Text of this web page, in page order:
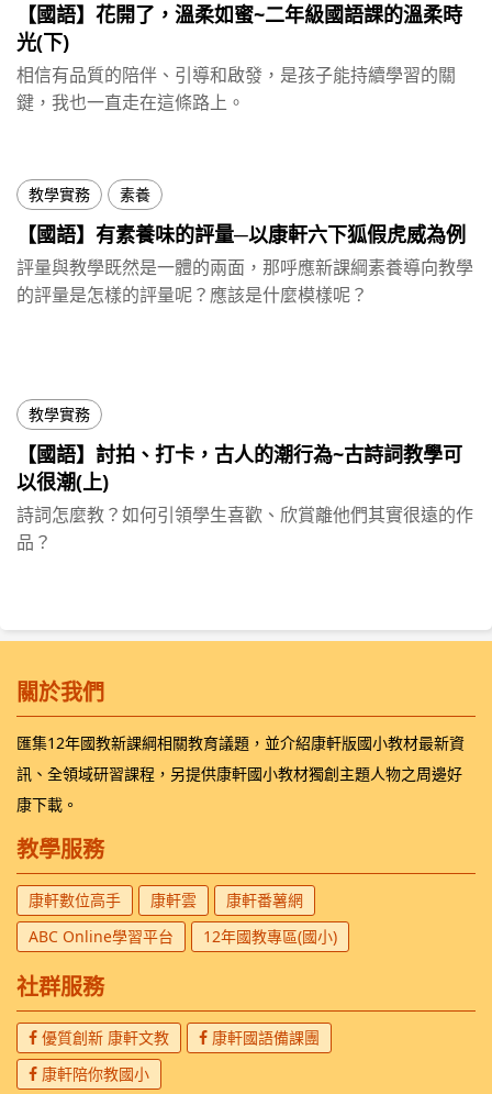
【國語】花開了，溫柔如蜜~二年級國語課的溫柔時
光(下)
相信有品質的陪伴、引導和啟發，是孩子能持續學習的關
鍵，我也一直走在這條路上。
教學實務 素養
【國語】有素養味的評量─以康軒六下狐假虎威為例
評量與教學既然是一體的兩面，那呼應新課綱素養導向教學
的評量是怎樣的評量呢？應該是什麼模樣呢？
教學實務
【國語】討拍、打卡，古人的潮行為~古詩詞教學可
以很潮(上)
詩詞怎麼教？如何引領學生喜歡、欣賞離他們其實很遠的作
品？
關於我們
匯集12年國教新課綱相關教育議題，並介紹康軒版國小教材最新資
訊、全領域研習課程，另提供康軒國小教材獨創主題人物之周邊好
康下載。
教學服務
康軒數位高手 康軒雲
康軒番薯網
ABC Online學習平台
12年國教專區(國小)
社群服務
優質創新 康軒文教
康軒國語備課團
康軒陪你教國小